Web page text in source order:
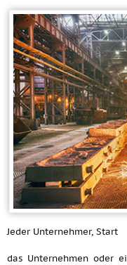
Jeder Unternehmer, Start
das Unternehmen oder